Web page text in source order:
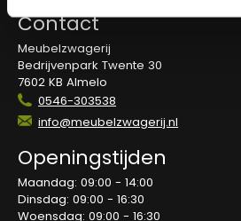
Contact
Meubelzwagerij
Bedrijvenpark Twente 30
7602 KB Almelo
0546-303538
info@meubelzwagerij.nl
Openingstijden
Maandag: 09:00 - 14:00
Dinsdag: 09:00 - 16:30
Woensdag: 09:00 - 16:30